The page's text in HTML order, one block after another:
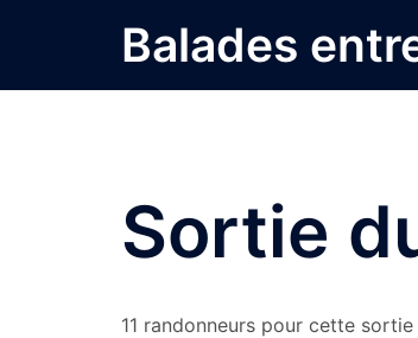
Balades
Sortie
11 randonneurs pour cette